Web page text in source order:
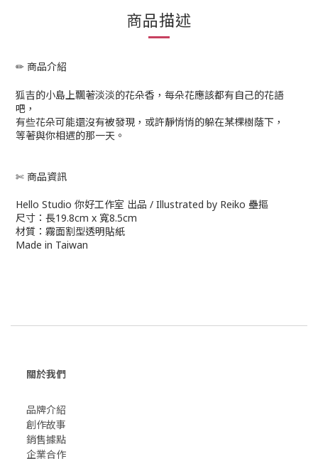
商品描述
✏ 商品介紹
狐吉的小島上飄著淡淡的花朵香，每朵花應該都有自己的花語
吧，
有些花朵可能還沒有被發現，或許靜悄悄的躲在某棵樹蔭下，
等著與你相遇的那一天。
✄ 商品資訊
Hello Studio 你好工作室 出品 / Illustrated by Reiko 壘摳
尺寸：長19.8cm x 寬8.5cm
材質：霧面割型透明貼紙
Made in Taiwan
關於我們
品牌介紹
創作故事
​銷售據點
企業合作